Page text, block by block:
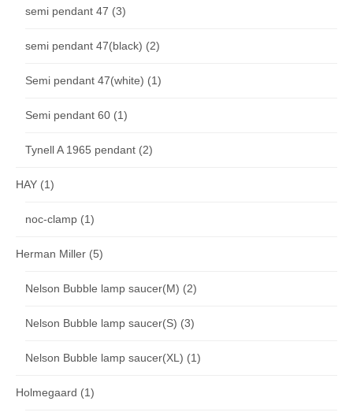
semi pendant 47 (3)
semi pendant 47(black) (2)
Semi pendant 47(white) (1)
Semi pendant 60 (1)
Tynell A 1965 pendant (2)
HAY (1)
noc-clamp (1)
Herman Miller (5)
Nelson Bubble lamp saucer(M) (2)
Nelson Bubble lamp saucer(S) (3)
Nelson Bubble lamp saucer(XL) (1)
Holmegaard (1)